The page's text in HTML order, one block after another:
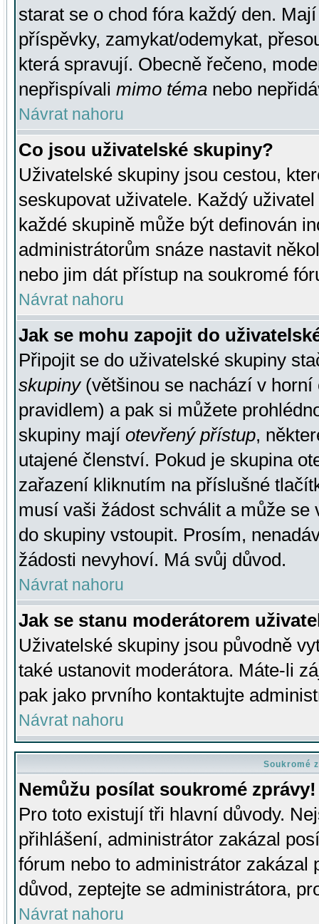
starat se o chod fóra každý den.
příspěvky, zamykat/odemykat,
která spravují. Obecně řečeno,
nepřispívali mimo téma nebo
Návrat nahoru
Co jsou uživatelské skupiny?
Uživatelské skupiny jsou cestou,
seskupovat uživatele. Každý
každé skupině může být definován
administrátorům snáze nastavit
nebo jim dát přístup na soukromé
Návrat nahoru
Jak se mohu zapojit do
Připojit se do uživatelské skupiny
skupiny(většinou se nachází v horní
pravidlem) a pak si můžete
skupiny mají otevřený přístup,
utajené členství. Pokud je skupina
zařazení kliknutím na příslušné
musí vaši žádost schválit a může se
do skupiny vstoupit. Prosím,
žádosti nevyhoví. Má svůj důvod.
Návrat nahoru
Jak se stanu moderátorem
Uživatelské skupiny jsou původně
také ustanovit moderátora. Máte-li
pak jako prvního kontaktujte
Návrat nahoru
Soukromé
Nemůžu posílat soukromé zprávy!
Pro toto existují tři hlavní důvody.
přihlášení, administrátor zakázal
fórum nebo to administrátor zakázal
důvod, zeptejte se administrátora,
Návrat nahoru